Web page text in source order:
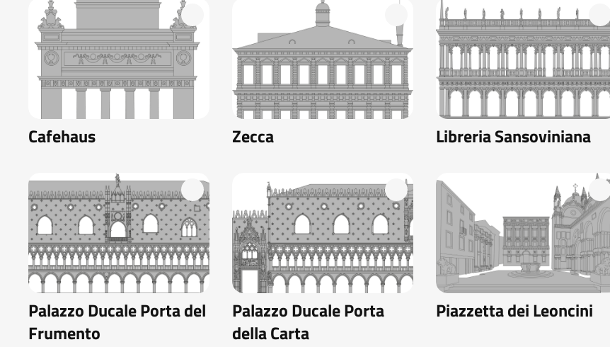
Cafehaus Zecca Libreria Sansoviniana
Palazzo Ducale Porta del
Frumento
Palazzo Ducale Porta
della Carta
Piazzetta dei Leoncini